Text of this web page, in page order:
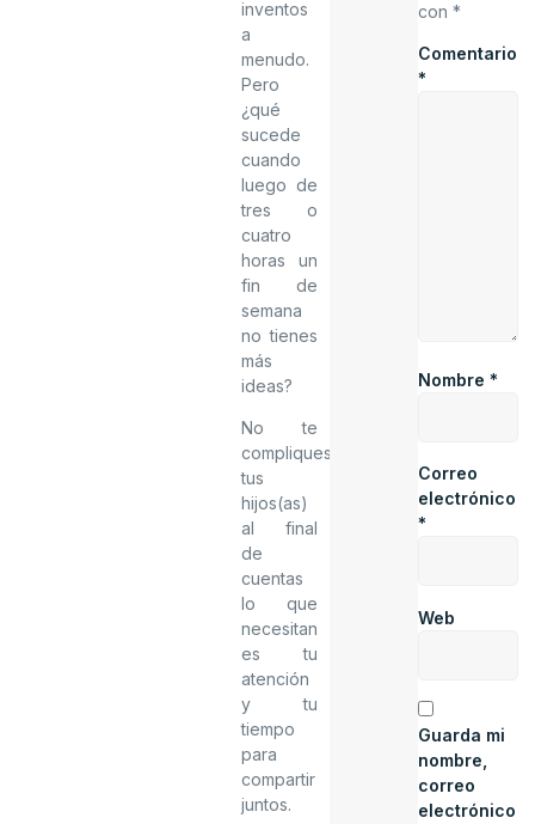
inventos
a
menudo.
Pero
¿qué
sucede
cuando
luego de
tres o
cuatro
horas un
fin de
semana
no tienes
más
ideas?
No te
compliques,
tus
hijos(as)
al final
de
cuentas
lo que
necesitan
es tu
atención
y tu
tiempo
para
compartir
juntos.
con*
Comentario
*
Nombre*
Correo
electrónico
*
Web
Guarda mi
nombre,
correo
electrónico